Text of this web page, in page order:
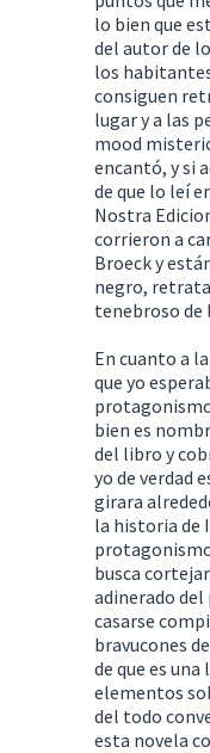
lo bien que
del autor de
los
consiguen
lugar y a las
mood
encantó, y si
de que lo leí
Nostra
corrieron a
Broeck y
negro,
tenebroso de
En cuanto a
que yo
bien es
del libro y
yo de verdad
girara
la historia de
busca
adinerado del
casarse
bravucones
de que es
elementos
del todo
esta novela